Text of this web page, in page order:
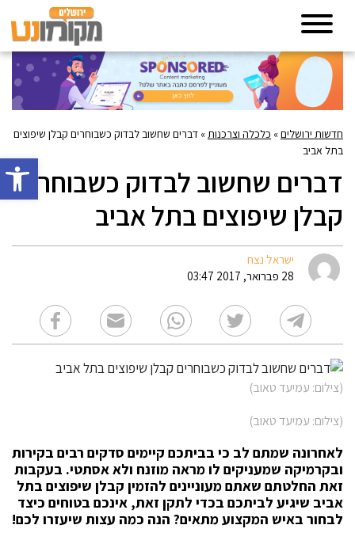
פתח
חדשות ירושלים» כלכלה וצרכנות» דברים שחשוב לבדוק כשבוחרים קבלן שיפוצים
בתל אביב
דברים שחשוב לבדוק כשבוחרים
קבלן שיפוצים בתל אביב
ישראל נצח
28 פברואר, 2017 03:47
(צילום: עמיעד טאוב)
(צילום: עמיעד טאוב)
לאחרונה שמתם לב כי בביתכם קיימים סדקים רבים בקירות
ובקרמיקה שמעניקים לו מראה מוזנח ולא אסתטי. בעקבות
זאת החלטתם שאתם מעוניינים להזמין קבלן שיפוצים בתל
אביב שיגיע לביתכם בכדי לתקן זאת, אינכם בטוחים כיצד
לבחור באיש המקצוע מתאים? הנה כמה עצות שיעזרו לכם!